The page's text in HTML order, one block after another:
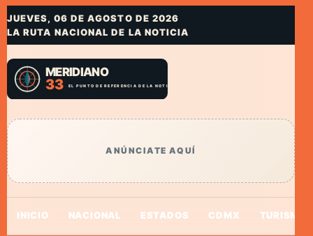
JUEVES, 06 DE AGOSTO DE 2026
LA RUTA NACIONAL DE LA NOTICIA
ANÚNCIATE AQUÍ
INICIO NACIONAL ESTADOS CDMX TURISMO